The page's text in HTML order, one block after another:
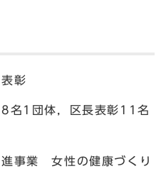
彰
8名1団体，区長表彰11名
進事業 女性の健康づくり